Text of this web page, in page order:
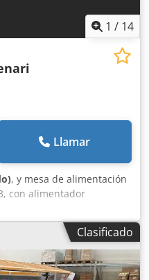
1 / 14
Llamar
, y mesa de alimentación
con alimentador
placa Picard, contador,
Ek Sofx Abisa 3 modos de
y programado),
Todas las medidas de
como nuevo.
Clasificado